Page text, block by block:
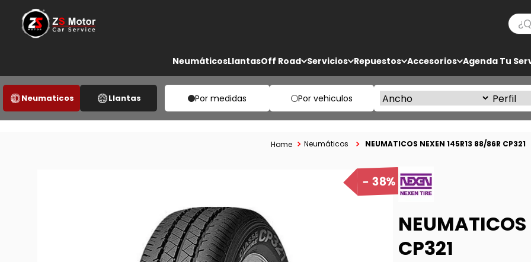
NeumáticosLlantasOff Road Servicios Repuestos Accesorios Agenda Tu
Neumaticos Llantas Por medidas Por vehiculos
Neumáticos NEUMATICOS NEXEN 145R13 88/86R CP321
38%
CP321
3.
235